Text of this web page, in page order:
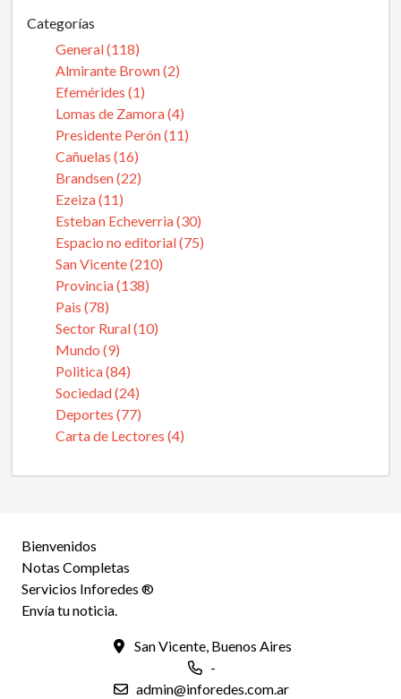
Categorías
General (118)
Almirante Brown (2)
Efemérides (1)
Lomas de Zamora (4)
Presidente Perón (11)
Cañuelas (16)
Brandsen (22)
Ezeiza (11)
Esteban Echeverria (30)
Espacio no editorial (75)
San Vicente (210)
Provincia (138)
Pais (78)
Sector Rural (10)
Mundo (9)
Politica (84)
Sociedad (24)
Deportes (77)
Carta de Lectores (4)
Bienvenidos
Notas Completas
Servicios Inforedes ®
Envía tu noticia.
San Vicente, Buenos Aires
-
admin@inforedes.com.ar